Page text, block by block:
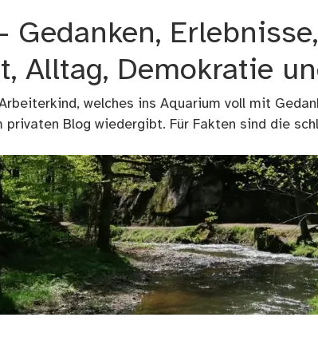
Gedanken,
Alltag, Demokratie
welches ins Aquarium voll mit
privaten Blog wiedergibt. Für Fakten sind die